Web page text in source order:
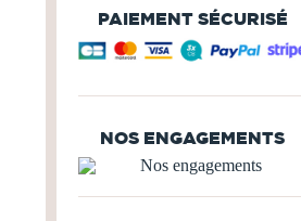
PAIEMENT SÉCURISÉ
NOS ENGAGEMENTS